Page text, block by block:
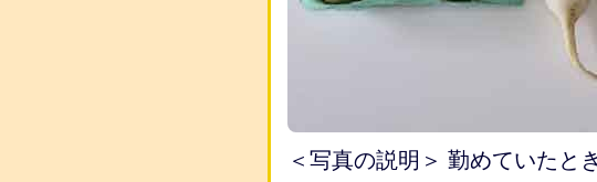
＜写真の説明＞ 勤めていたと